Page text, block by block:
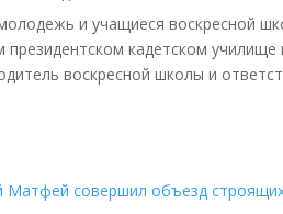
и учащиеся воскресной
президентском кадетском
воскресной школы и